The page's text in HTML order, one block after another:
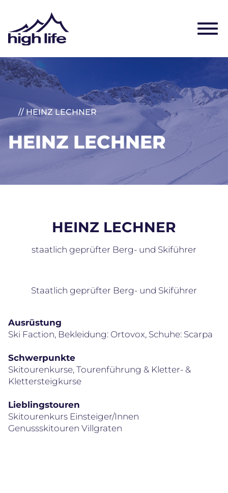
// HEINZ LECHNER
HEINZ LECHNER
HEINZ LECHNER
staatlich geprüfter Berg- und Skiführer
Staatlich geprüfter Berg- und Skiführer
Ausrüstung
Ski Faction, Bekleidung: Ortovox, Schuhe: Scarpa
Schwerpunkte
Skitourenkurse, Tourenführung & Kletter- &
Klettersteigkurse
Lieblingstouren
Skitourenkurs Einsteiger/Innen
Genussskitouren Villgraten